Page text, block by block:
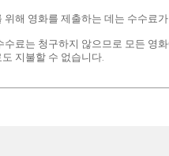
위해 영화를 제출하는 데는 수수료가
수료는 청구하지 않으므로 모든 영
지불할 수 없습니다.